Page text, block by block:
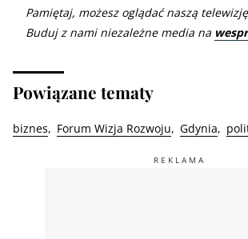
Pamiętaj, możesz oglądać naszą
Buduj z nami niezależne media na
Powiązane tematy
biznes Forum Wizja Rozwoju Gdynia